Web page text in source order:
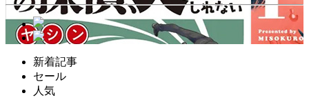
新着記事
セール
人気